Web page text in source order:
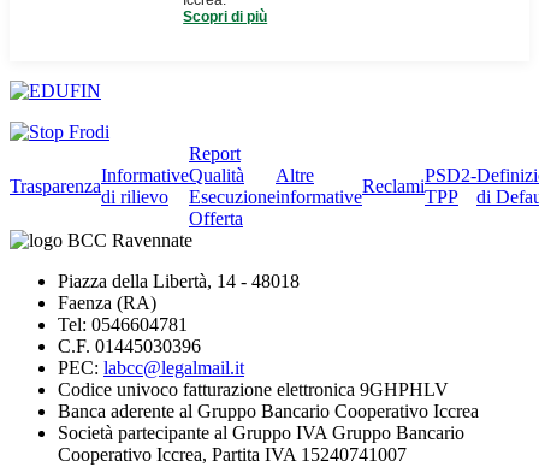
Trasparenza
Informative
di rilievo
Report
Qualità
Esecuzione
Offerta
Altre
informative
Reclami
PSD2-
TPP
di
Piazza della Libertà, 14 - 48018
Faenza (RA)
Tel: 0546604781
C.F. 01445030396
PEC: labcc@legalmail.it
Codice univoco fatturazione elettronica 9GHPHLV
Banca aderente al Gruppo Bancario Cooperativo Iccrea
Società partecipante al Gruppo IVA Gruppo Bancario
Cooperativo Iccrea, Partita IVA 15240741007